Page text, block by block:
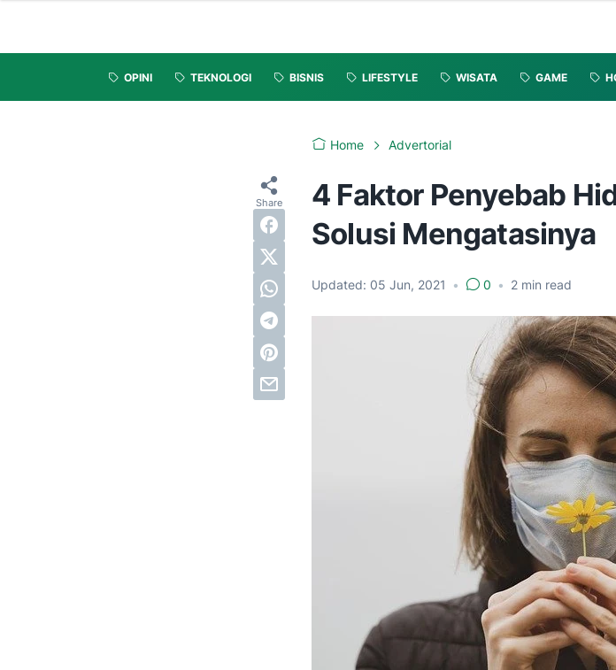
OPINI TEKNOLOGI BISNIS LIFESTYLE WISATA GAME
Home Advertorial
4 Faktor Penyebab
Solusi Mengatasinya
Updated: 05 Jun, 2021 • 0 • 2 min read